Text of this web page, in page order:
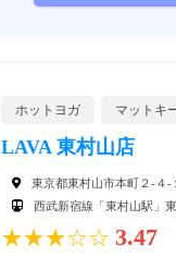
ホットヨガ マットキ
LAVA 東村山店
東京都東村山市本町２-４-
西武新宿線「東村山駅」
★★★☆☆ 3.47